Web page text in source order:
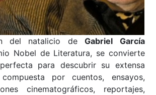
del natalicio deGabriel García
Nobel de Literatura, se convierte
para descubrir su extensa
por cuentos, ensayos,
cinematográficos, reportajes,